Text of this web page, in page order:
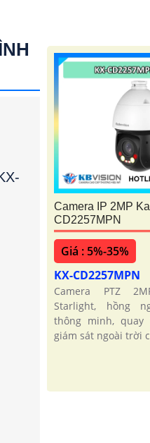
Camera IP 2MP
CD2257MPN
Giá : 5%-35%
KX-CD2257MPN
Camera PTZ
Starlight, hồng
thông minh, quay
giám sát ngoài trời